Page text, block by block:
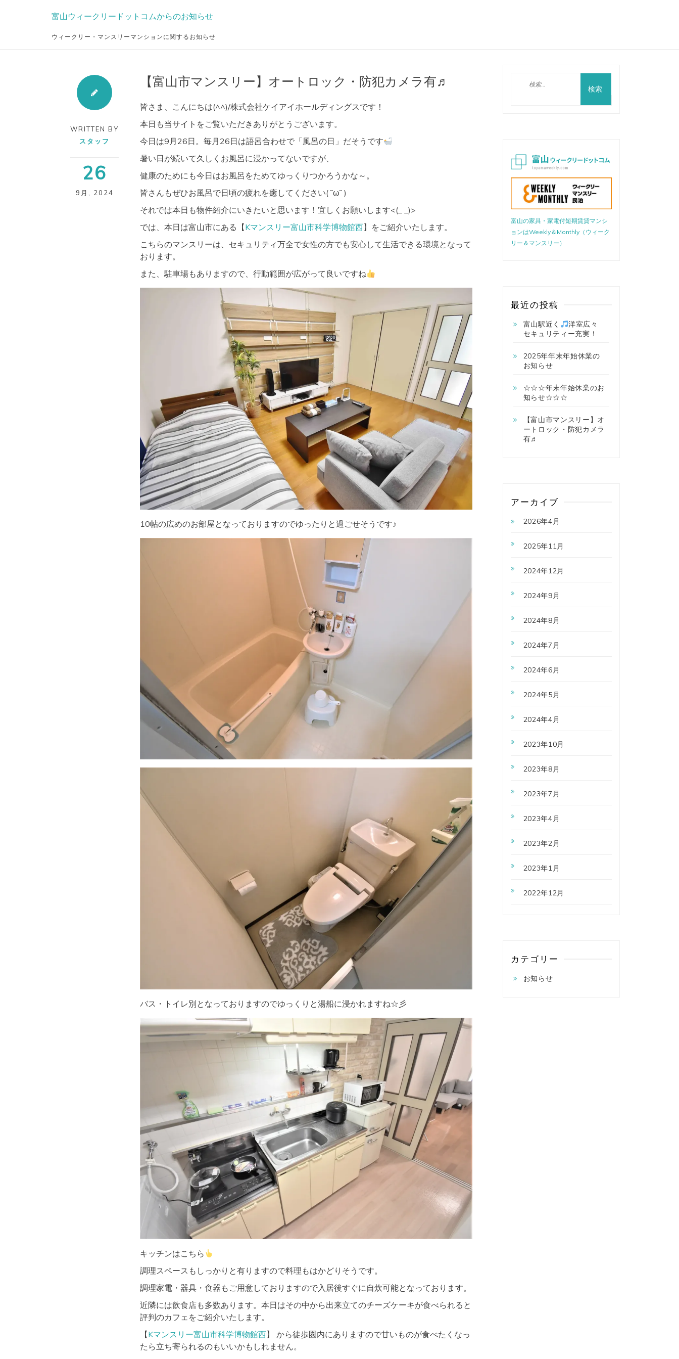
富山ウィークリードットコムからのお知らせ
ウィークリー・マンスリーマンションに関するお知らせ
WRITTEN BY
スタッフ
26
9月 2024
【富山市マンスリー】オートロック・防犯カメラ有♬
皆さま、こんにちは(^^)/株式会社ケイアイホールディングスです！
本日も当サイトをご覧いただきありがとうございます。
今日は9月26日。毎月26日は語呂合わせで「風呂の日」だそうです
暑い日が続いて久しくお風呂に浸かってないですが、
健康のためにも今日はお風呂をためてゆっくりつかろうかな～。
皆さんもぜひお風呂で日頃の疲れを癒してください( ˘ω˘ )
それでは本日も物件紹介にいきたいと思います！宜しくお願いします<(_ _)>
では、本日は富山市にある【Kマンスリー富山市科学博物館西】をご紹介いたします。
こちらのマンスリーは、セキュリティ万全で女性の方でも安心して生活できる環境となって
おります。
また、駐車場もありますので、行動範囲が広がって良いですね
10帖の広めのお部屋となっておりますのでゆったりと過ごせそうです♪
バス・トイレ別となっておりますのでゆっくりと湯船に浸かれますね☆彡
キッチンはこちら
調理スペースもしっかりと有りますので料理もはかどりそうです。
調理家電・器具・食器もご用意しておりますので入居後すぐに自炊可能となっております。
近隣には飲食店も多数あります。本日はその中から出来立てのチーズケーキが食べられると
評判のカフェをご紹介いたします。
【Kマンスリー富山市科学博物館西】 から徒歩圏内にありますので甘いものが食べたくなっ
たら立ち寄られるのもいいかもしれません。
富山の家具・家電付短期賃貸マンシ
ョンはWeekly＆Monthly（ウィーク
リー＆マンスリー）
最近の投稿
富山駅近く
洋室広々
セキュリティー充実！
2025年年末年始休業の
お知らせ
☆☆☆年末年始休業のお
知らせ☆☆☆
【富山市マンスリー】オ
ートロック・防犯カメラ
有♬
アーカイブ
2026年4月
2025年11月
2024年12月
2024年9月
2024年8月
2024年7月
2024年6月
2024年5月
2024年4月
2023年10月
2023年8月
2023年7月
2023年4月
2023年2月
2023年1月
2022年12月
カテゴリー
お知らせ